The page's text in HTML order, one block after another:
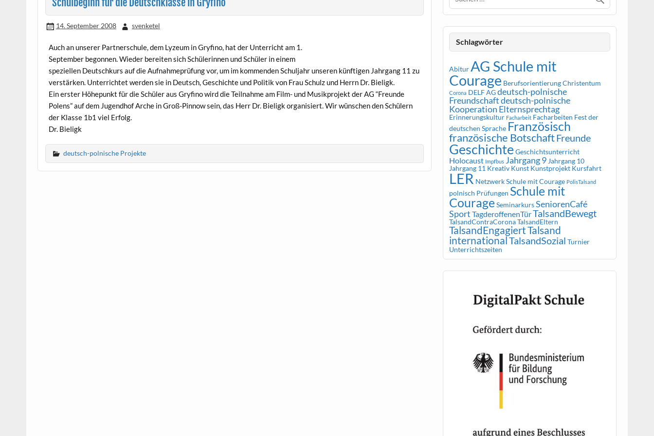
14. September 2008 svenketel
Auch an unserer Partnerschule, dem Lyzeum in Gryfino, hat der Unterricht am 1.
September begonnen. Wieder bereiten sich Schülerinnen und Schüler in einem
speziellen Deutschkurs auf die Aufnahmeprüfung vor, um im kommenden Schuljahr unseren künftigen Jahrgang 11 zu
verstärken. Unterrichtet werden sie in Deutsch, Geschichte und Politik von Frau Schulz und Herrn Dr. Bieligk.
Ein erster Höhepunkt für die Schüler aus Gryfino wird die Teilnahme am Film- und Musikprojekt der AG “Freunde
Polens” auf dem Jugendhof Arche in Groß-Pinnow sein, das Herr Dr. Bieligk organisiert. Wir wünschen den Schülern
der Klasse 1b1 viel Erfolg.
Dr. Bieligk
deutsch-polnische Projekte
Schlagwörter
AbiturAG Schule mit
Courage BerufsorientierungChristentum
Corona DELF AGdeutsch-polnische
Freundschaftdeutsch-polnische
Kooperation Elternsprechtag
Erinnerungskultur Facharbeit Facharbeiten Fest der
deutschen Sprache Französisch
französische BotschaftFreunde
Geschichte Geschichtsunterricht
Holocaust Impfbus Jahrgang 9 Jahrgang 10
Jahrgang 11 Kreativ Kunst Kunstprojekt Kursfahrt
LER Netzwerk Schule mit Courage PolisTalsand
polnisch Prüfungen Schule mit
Courage SeminarkursSeniorenCafé
Sport TagderoffenenTürTalsandBewegt
TalsandContraCoronaTalsandEltern
TalsandEngagiertTalsand
internationalTalsandSozial Turnier
Unterrichtszeiten